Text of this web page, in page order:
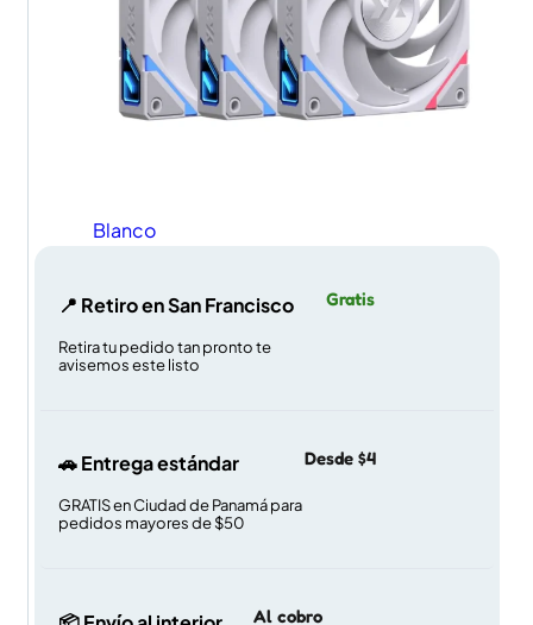
Blanco
📍 Retiro en San Francisco
Retira tu pedido tan pronto te
avisemos este listo
Gratis
🚗 Entrega estándar
GRATIS en Ciudad de Panamá para
pedidos mayores de $50
Desde $4
Al cobro